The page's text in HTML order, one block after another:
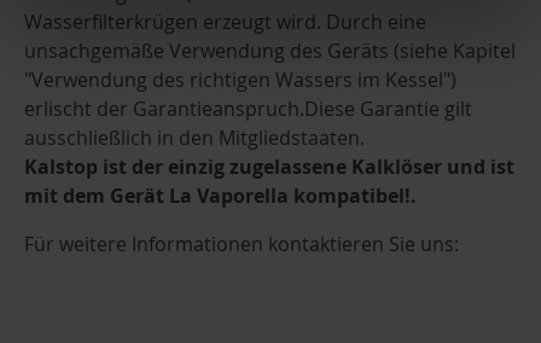
Wasserfilterkrügen erzeugt wird. Durch eine
unsachgemäße Verwendung des Geräts (siehe Kapitel
"Verwendung des richtigen Wassers im Kessel")
erlischt der Garantieanspruch.Diese Garantie gilt
ausschließlich in den Mitgliedstaaten.
Kalstop ist der einzig zugelassene Kalklöser und ist
mit dem Gerät La Vaporella kompatibel!.
Für weitere Informationen kontaktieren Sie uns: